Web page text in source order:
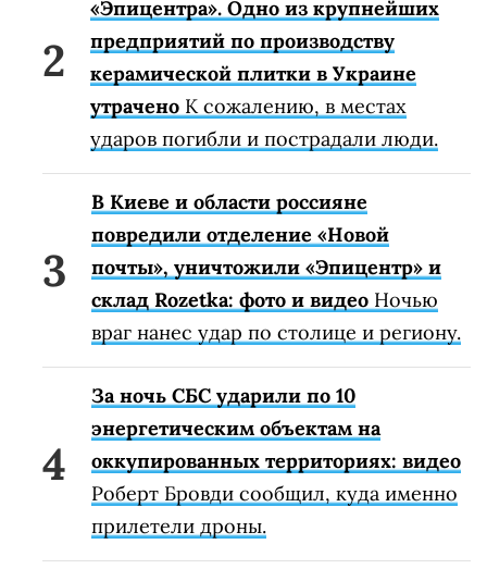
«Эпицентра». Одно из крупнейших
предприятий по производству
керамической плитки в Украине
утрачено К сожалению, в местах
ударов погибли и пострадали люди.
В Киеве и области россияне
повредили отделение «Новой
почты», уничтожили «Эпицентр» и
склад Rozetka: фото и видео Ночью
враг нанес удар по столице и региону.
За ночь СБС ударили по 10
энергетическим объектам на
оккупированных территориях: видео
Роберт Бровди сообщил, куда именно
прилетели дроны.